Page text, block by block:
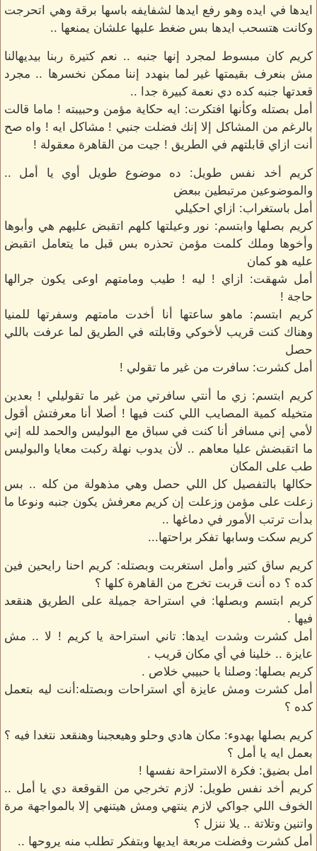
ايدها في ايده وهو رفع ايدها لشفايفه باسها برقة وهي اتحرجت
وكانت هتسحب ايدها بس ضغط عليها علشان يمنعها ..
كريم كان مبسوط لمجرد إنها جنبه .. نعم كتيرة ربنا بيديهالنا
مش بنعرف بقيمتها غير لما بنهدد إننا ممكن نخسرها .. مجرد
قعدتها جنبه كده دي نعمة كبيرة جدا ..
أمل بصتله وكأنها افتكرت: ايه حكاية مؤمن وحبيبته ! ماما قالت
بالرغم من المشاكل إلا إنك فضلت جنبي ! مشاكل ايه ! واه صح
أنت ازاي قابلتهم في الطريق ! جيت من القاهرة معقولة !
كريم أخد نفس طويل: ده موضوع طويل أوي يا أمل ..
والموضوعين مرتبطين ببعض
أمل باستغراب: ازاي احكيلي
كريم بصلها وابتسم: نور وعيلتها كلهم اتقبض عليهم هي وأبوها
وأخوها وملك كلمت مؤمن تحذره بس قبل ما يتعامل اتقبض
عليه هو كمان
أمل شهقت: ازاي ! ليه ! طيب ومامتهم اوعى يكون جرالها
حاجة !
كريم ابتسم: ماهو ساعتها أنا أخدت مامتهم وسفرتها للمنيا
وهناك كنت قريب لأخوكي وقابلته في الطريق لما عرفت باللي
حصل
أمل كشرت: سافرت من غير ما تقولي !
كريم ابتسم: زي ما أنتي سافرتي من غير ما تقوليلي ! بعدين
متخيله كمية المصايب اللي كنت فيها ! أصلا أنا معرفتش أقول
لأمي إني مسافر أنا كنت في سباق مع البوليس والحمد لله إني
ما اتقبضش عليا معاهم .. لأن يدوب نهلة ركبت معايا والبوليس
طب على المكان
حكالها بالتفصيل كل اللي حصل وهي مذهولة من كله .. بس
زعلت على مؤمن وزعلت إن كريم معرفش يكون جنبه ونوعا ما
بدأت ترتب الأمور في دماغها ..
كريم سكت وسابها تفكر براحتها...
كريم ساق كتير وأمل استغربت وبصتله: كريم احنا رايحين فين
كده ؟ ده أنت قربت تخرج من القاهرة كلها ؟
كريم ابتسم وبصلها: في استراحة جميلة على الطريق هنقعد
فيها .
أمل كشرت وشدت ايدها: تاني استراحة يا كريم ! لا .. مش
عايزة .. خلينا في أي مكان قريب .
كريم بصلها: وصلنا يا حبيبي خلاص .
أمل كشرت ومش عايزة أي استراحات وبصتله:أنت ليه بتعمل
كده ؟
كريم بصلها بهدوء: مكان هادي وحلو وهيعجبنا وهنقعد نتغدا فيه ؟
بعمل ايه يا أمل ؟
امل بضيق: فكرة الاستراحة نفسها !
كريم أخد نفس طويل: لازم تخرجي من القوقعة دي يا أمل ..
الخوف اللي جواكي لازم ينتهي ومش هيتنهي إلا بالمواجهة مرة
واتنين وتلاتة .. يلا ننزل ؟
أمل كشرت وفضلت مربعة ايديها وبتفكر تطلب منه يروحها ..